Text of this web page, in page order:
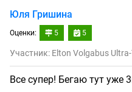
Юля Гришина
Оценки: 5 5
Участник: Elton Volgabus
Все супер! Бегаю тут уже